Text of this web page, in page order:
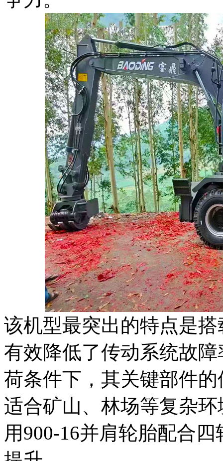
该机型最突出的特点是
有效降低了传动系统故
荷条件下，其关键部件
适合矿山、林场等复杂
用900-16并肩轮胎配合